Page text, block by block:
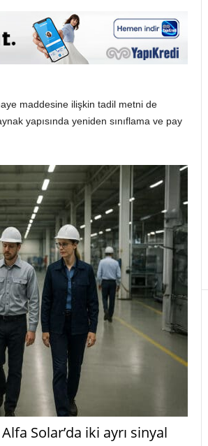
maddesine ilişkin tadil metni de
yapısında yeniden sınıflama ve pay
Solar’da iki ayrı sinyal